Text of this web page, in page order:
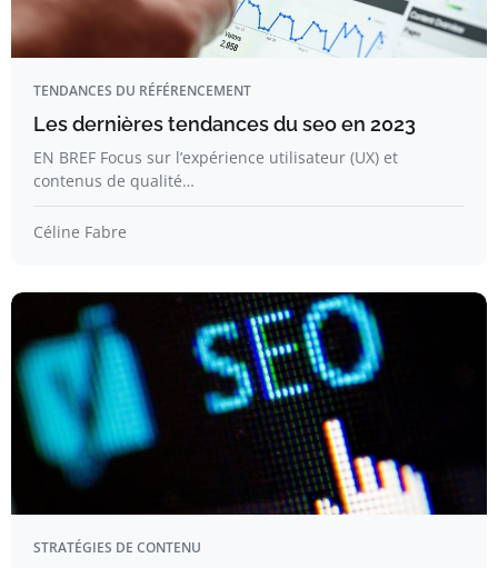
TENDANCES DU RÉFÉRENCEMENT
Les dernières tendances du seo en 2023
EN BREF Focus sur l’expérience utilisateur (UX) et
contenus de qualité…
Céline Fabre
STRATÉGIES DE CONTENU